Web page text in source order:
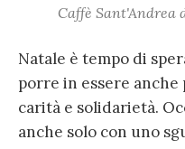
Caffè Sant'Andrea
Natale è tempo di
porre in essere
carità e solidarietà.
anche solo con uno